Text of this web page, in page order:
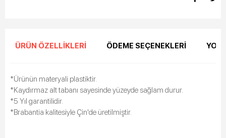
ÜRÜN ÖZELLIKLERI ÖDEME SEÇENEKLERI
*Ürünün materyali plastiktir.
*Kaydırmaz alt tabanı sayesinde yüzeyde sağlam durur.
*5 Yıl garantilidir.
*Brabantia kalitesiyle Çin'de üretilmiştir.